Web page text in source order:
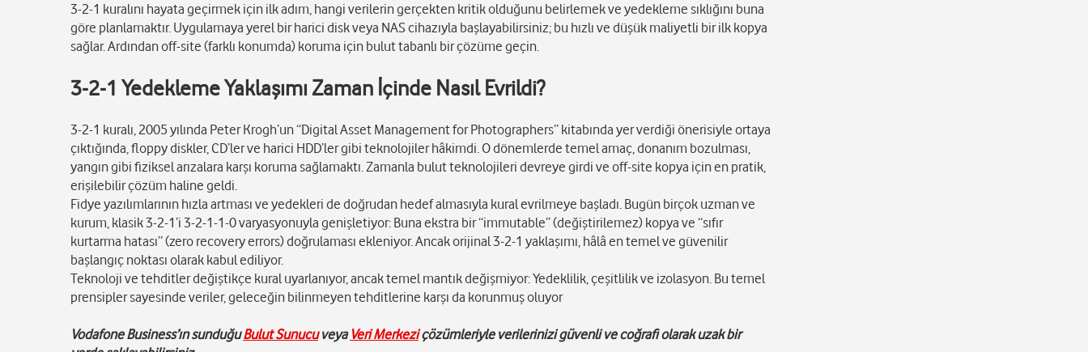
3-2-1 kuralını hayata geçirmek için ilk adım, hangi verilerin gerçekten kritik olduğunu belirlemek ve yedekleme sıklığını buna
göre planlamaktır. Uygulamaya yerel bir harici disk veya NAS cihazıyla başlayabilirsiniz; bu hızlı ve düşük maliyetli bir ilk kopya
sağlar. Ardından off-site (farklı konumda) koruma için bulut tabanlı bir çözüme geçin.
3-2-1 Yedekleme Yaklaşımı Zaman İçinde Nasıl Evrildi?
3-2-1 kuralı, 2005 yılında Peter Krogh’un “Digital Asset Management for Photographers” kitabında yer verdiği önerisiyle ortaya
çıktığında, floppy diskler, CD’ler ve harici HDD’ler gibi teknolojiler hâkimdi. O dönemlerde temel amaç, donanım bozulması,
yangın gibi fiziksel arızalara karşı koruma sağlamaktı. Zamanla bulut teknolojileri devreye girdi ve off-site kopya için en pratik,
erişilebilir çözüm haline geldi.
Fidye yazılımlarının hızla artması ve yedekleri de doğrudan hedef almasıyla kural evrilmeye başladı. Bugün birçok uzman ve
kurum, klasik 3-2-1’i 3-2-1-1-0 varyasyonuyla genişletiyor: Buna ekstra bir “immutable” (değiştirilemez) kopya ve “sıfır
kurtarma hatası” (zero recovery errors) doğrulaması ekleniyor. Ancak orijinal 3-2-1 yaklaşımı, hâlâ en temel ve güvenilir
başlangıç noktası olarak kabul ediliyor.
Teknoloji ve tehditler değiştikçe kural uyarlanıyor, ancak temel mantık değişmiyor: Yedeklilik, çeşitlilik ve izolasyon. Bu temel
prensipler sayesinde veriler, geleceğin bilinmeyen tehditlerine karşı da korunmuş oluyor
Vodafone Business’ın sunduğuBulut Sunucuveya Veri Merkeziçözümleriyle verilerinizi güvenli ve coğrafi olarak uzak bir